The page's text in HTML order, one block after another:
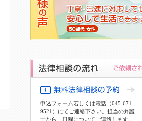
申込フォーム若しくは電話（045-671-
9521）にてご連絡下さい。担当の弁護
士から、日程についてご連絡します。